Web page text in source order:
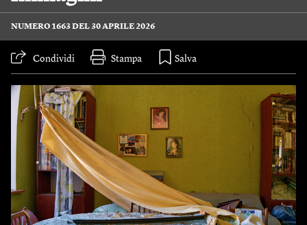
NUMERO 1663 DEL 30 APRILE 2026
Condividi Stampa